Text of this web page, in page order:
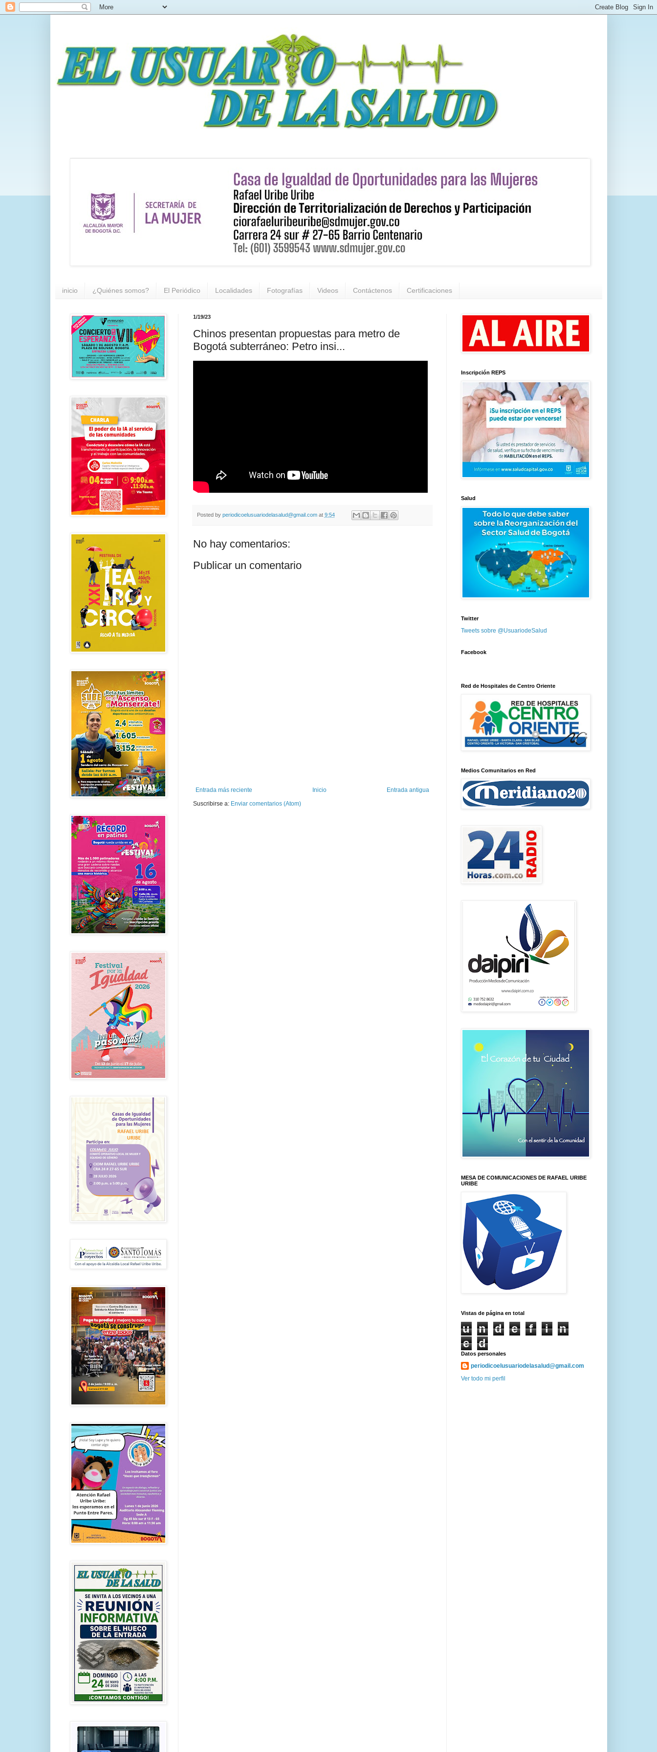
inicio ¿Quiénes somos? El Periódico Localidades Fotografías Videos Contáctenos Certificaciones
1/19/23
Chinos presentan propuestas para metro de
Bogotá subterráneo: Petro insi...
Posted by periodicoelusuariodelasalud@gmail.com at 9:54
No hay comentarios:
Publicar un comentario
Entrada más reciente Entrada antigua
Inicio
Suscribirse a: Enviar comentarios (Atom)
Inscripción REPS
Salud
Twitter
Tweets sobre @UsuariodeSalud
Facebook
Red de Hospitales de Centro Oriente
Medios Comunitarios en Red
MESA DE COMUNICACIONES DE RAFAEL URIBE
URIBE
Vistas de página en total
u n d e f i
n
e
d
Datos personales
periodicoelusuariodelasalud@gmail.com
Ver todo mi perfil